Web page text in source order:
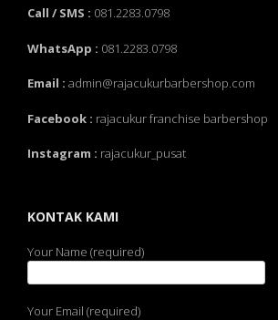
Call / SMS : 081.2283.0798
WhatsApp : 081.2283.0798
Email : admin@rajacukurbarbershop.com
Facebook : rajacukur franchise barbershop
Instagram : rajacukur_pusat
KONTAK KAMI
Your Name (required)
Your Email (required)